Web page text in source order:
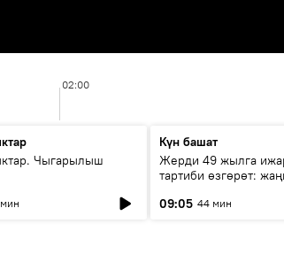
02:00
Чыгарылыш
Күн башат
Жерди 49 жылга
тартиби өзгөрөт:
09:05 44 мин